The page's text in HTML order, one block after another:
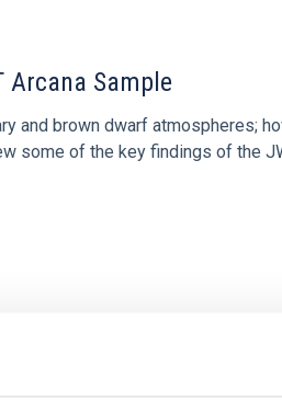
Arcana Sample
brown dwarf atmospheres;
some of the key findings of the